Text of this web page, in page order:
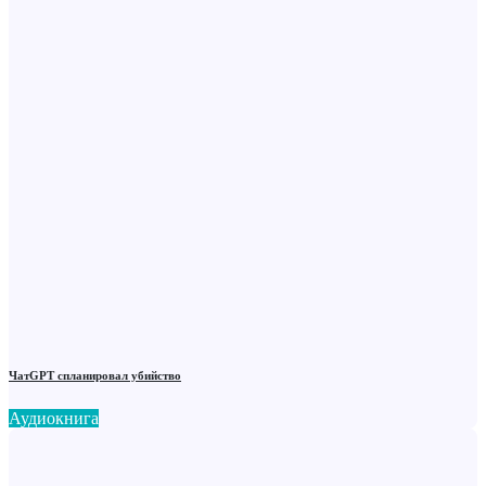
ЧатGPT спланировал убийство
Аудиокнига